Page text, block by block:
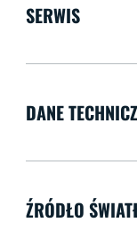
SERWIS
DANE
ŹRÓDŁO